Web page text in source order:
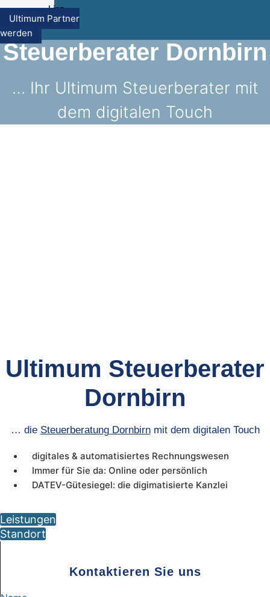
Linz
Ultimum Partner
werden
Steuerberater Dornbirn
… Ihr Ultimum Steuerberater mit
dem digitalen Touch
Ultimum Steuerberater
Dornbirn
… die Steuerberatung Dornbirnmit dem digitalen Touch
digitales & automatisiertes Rechnungswesen
Immer für Sie da: Online oder persönlich
DATEV-Gütesiegel: die digimatisierte Kanzlei
Leistungen
Standort
Kontaktieren Sie uns